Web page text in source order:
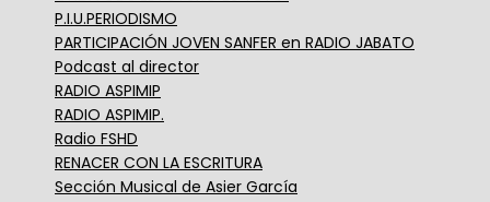
P.I.U.PERIODISMO
PARTICIPACIÓN JOVEN SANFER en RADIO JABATO
Podcast al director
RADIO ASPIMIP
RADIO ASPIMIP.
Radio FSHD
RENACER CON LA ESCRITURA
Sección Musical de Asier García